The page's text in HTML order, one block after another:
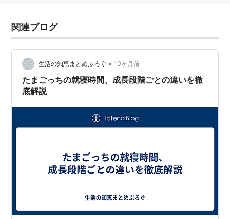
関連ブログ
生活の知恵まとめぶろぐ • 10ヶ月前
たまごっちの就寝時間、成長段階ごとの違いを徹
底解説